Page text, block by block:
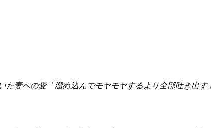
妻への愛「溜め込んでモヤモヤするより全部吐き出す」